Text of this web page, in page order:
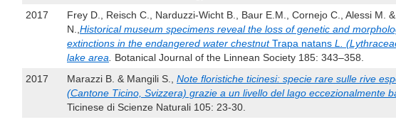
2017
Frey D., Reisch C., Narduzzi-Wicht B., Baur E.M., Cornejo C., Alessi M.
N., Historical museum specimens reveal the loss of genetic and
extinctions in the endangered water chestnutTrapa natans L.
lake area
Botanical Journal of the Linnean Society 185: 343–358.
2017
Marazzi B. & Mangili S., Note floristiche ticinesi: specie rare sulle rive
(Cantone Ticino, Svizzera) grazie a un livello del lago eccezionalmente
Ticinese di Scienze Naturali 105: 23-30.